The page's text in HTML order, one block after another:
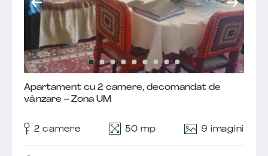
Apartament cu 2 camere, decomandat de
vânzare – Zona UM
2 camere 50 mp 9 imagini